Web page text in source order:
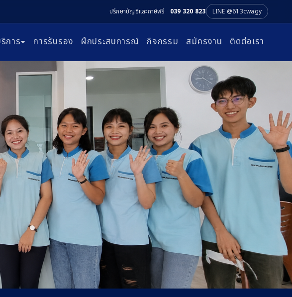
ปรึกษาบัญชีและภาษีฟรี 039 320 823 LINE @613cwagy
การ การรับรอง ฝึกประสบการณ์ กิจกรรม สมัครงาน ติดต่อเรา